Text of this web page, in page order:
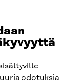
odotuksia